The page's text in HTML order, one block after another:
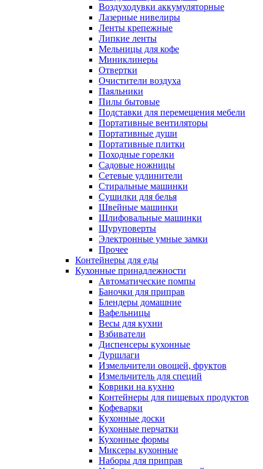
Воздуходувки аккумуляторные
Лазерные нивелиры
Ленты крепежные
Липкие ленты
Мельницы для кофе
Миниклинеры
Отвертки
Очистители воздуха
Паяльники
Пилы бытовые
Подставки для перемещения мебели
Портативные вентиляторы
Портативные души
Портативные плитки
Походные горелки
Садовые ножницы
Сетевые удлинители
Стиральные машинки
Сушилки для белья
Швейные машинки
Шлифовальные машинки
Шуруповерты
Электронные умные замки
Прочее
Контейнеры для еды
Кухонные принадлежности
Автоматические помпы
Баночки для приправ
Блендеры домашние
Вафельницы
Весы для кухни
Взбиватели
Диспенсеры кухонные
Дуршлаги
Измельчители овощей, фруктов
Измельчитель для специй
Коврики на кухню
Контейнеры для пищевых продуктов
Кофеварки
Кухонные доски
Кухонные перчатки
Кухонные формы
Миксеры кухонные
Наборы для приправ